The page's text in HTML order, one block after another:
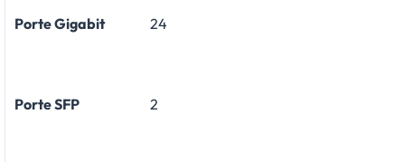
Porte Gigabit 24
Porte SFP 2